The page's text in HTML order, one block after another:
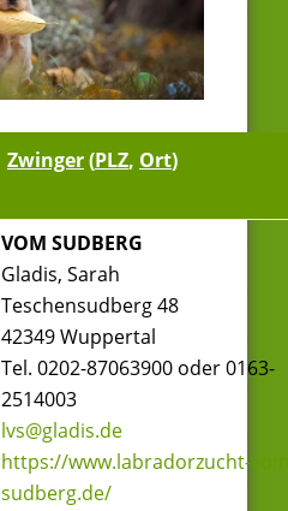
Zwinger(PLZ, Ort)
VOM SUDBERG
Gladis, Sarah
Teschensudberg 48
42349 Wuppertal
Tel. 0202-87063900 oder 0163-
2514003
lvs@gladis.de
https://www.labradorzucht-
sudberg.de/